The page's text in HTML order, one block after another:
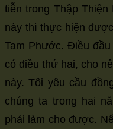
tiễn trong Thập
này thì thực hiện
Tam Phước. Điều
có điều thứ hai, cho
này. Tôi yêu cầu
chúng ta trong hai
phải làm cho được.